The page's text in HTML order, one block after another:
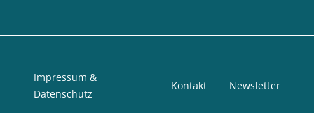
Impressum &
Datenschutz
Kontakt Newsletter